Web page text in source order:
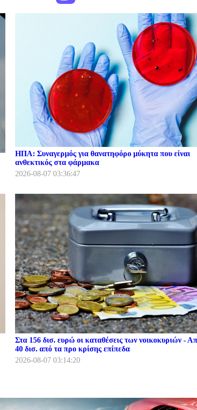
ΗΠΑ: Συναγερμός για θανατηφόρο μύκητα που είναι
ανθεκτικός στα φάρμακα
2026-08-07 03:36:47
Στα 156 δισ. ευρώ οι καταθέσεις των νοικοκυριών -
40 δισ. από τα προ κρίσης επίπεδα
2026-08-07 03:14:20